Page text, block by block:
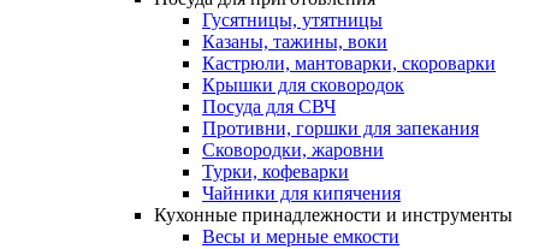
Гусятницы, утятницы
Казаны, тажины, воки
Кастрюли, мантоварки, скороварки
Крышки для сковородок
Посуда для СВЧ
Противни, горшки для запекания
Сковородки, жаровни
Турки, кофеварки
Чайники для кипячения
Кухонные принадлежности и инструменты
Весы и мерные емкости